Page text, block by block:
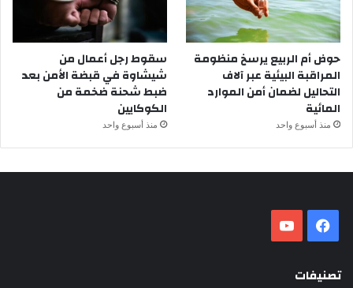
حوض أم الربيع يرسخ منظومة
المراقبة البيئية عبر آلاف
التحاليل لضمان أمن الموارد
المائية
منذ أسبوع واحد
سقوط رجل أعمال من
شيشاوة في قبضة الأمن بعد
ضبط شحنة ضخمة من
الكوكايين
منذ أسبوع واحد
فيسبوك
تصنيفات